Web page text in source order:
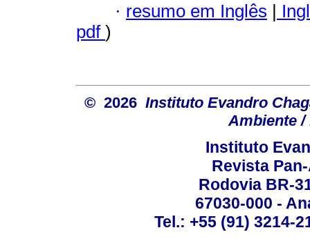
· resumo em Inglês |
pdf )
© 2026 Instituto Evandro
Ambiente /
Instituto
Revista
Rodovia BR-
67030-000 -
Tel.: +55 (91) 3214-